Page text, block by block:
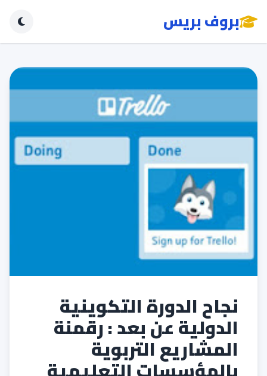
بروف بريس
نجاح الدورة التكوينية
الدولية عن بعد : رقمنة
المشاريع التربوية